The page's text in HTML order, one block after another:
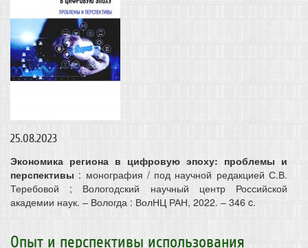
25.08.2023
Экономика региона в цифровую эпоху: проблемы и
перспективы : монография / под научной редакцией С.В.
Теребовой ; Вологодский научный центр Российской
академии наук. – Вологда : ВолНЦ РАН, 2022. – 346 c.
Опыт и перспективы использования